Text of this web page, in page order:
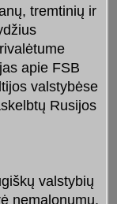
tremtinių ir
apie FSB
valstybėse
Rusijos
valstybių
nemalonumų,